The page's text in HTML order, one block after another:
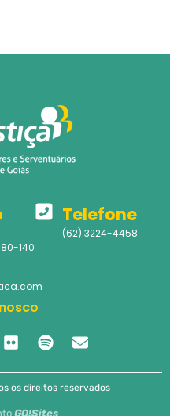
140
Telefone
(62) 3224-4458
os direitos reservados
GO!Sites